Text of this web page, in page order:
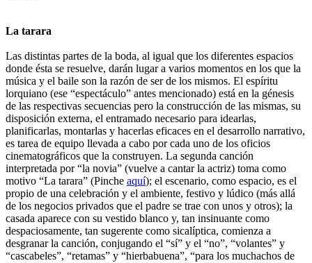
La tarara
Las distintas partes de la boda, al igual que los diferentes espacios
donde ésta se resuelve, darán lugar a varios momentos en los que la
música y el baile son la razón de ser de los mismos. El espíritu
lorquiano (ese “espectáculo” antes mencionado) está en la génesis
de las respectivas secuencias pero la construcción de las mismas, su
disposición externa, el entramado necesario para idearlas,
planificarlas, montarlas y hacerlas eficaces en el desarrollo narrativo,
es tarea de equipo llevada a cabo por cada uno de los oficios
cinematográficos que la construyen. La segunda canción
interpretada por “la novia” (vuelve a cantar la actriz) toma como
motivo “La tarara” (Pinche aquí); el escenario, como espacio, es el
propio de una celebración y el ambiente, festivo y lúdico (más allá
de los negocios privados que el padre se trae con unos y otros); la
casada aparece con su vestido blanco y, tan insinuante como
despaciosamente, tan sugerente como sicalíptica, comienza a
desgranar la canción, conjugando el “sí” y el “no”, “volantes” y
“cascabeles”, “retamas” y “hierbabuena”, “para los muchachos de